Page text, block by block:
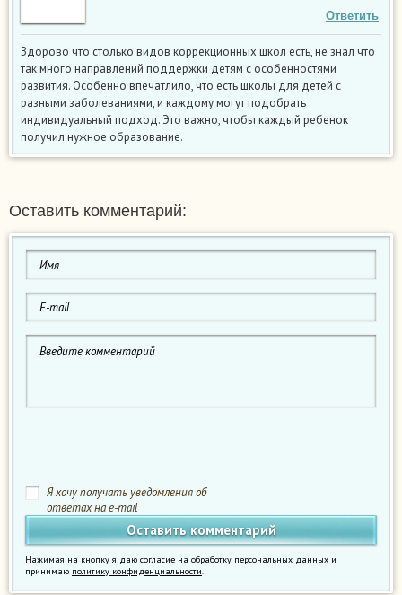
Ответить
Здорово что столько видов коррекционных школ есть, не знал что
так много направлений поддержки детям с особенностями
развития. Особенно впечатлило, что есть школы для детей с
разными заболеваниями, и каждому могут подобрать
индивидуальный подход. Это важно, чтобы каждый ребенок
получил нужное образование.
Оставить комментарий:
Я хочу получать уведомления об
ответах на e-mail
Нажимая на кнопку я даю согласие на обработку персональных данных и
принимаю политику конфиденциальности.